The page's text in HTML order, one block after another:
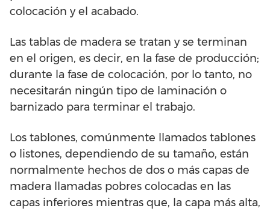
colocación y el acabado.
Las tablas de madera se tratan y se terminan
en el origen, es decir, en la fase de producción;
durante la fase de colocación, por lo tanto, no
necesitarán ningún tipo de laminación o
barnizado para terminar el trabajo.
Los tablones, comúnmente llamados tablones
o listones, dependiendo de su tamaño, están
normalmente hechos de dos o más capas de
madera llamadas pobres colocadas en las
capas inferiores mientras que, la capa más alta,